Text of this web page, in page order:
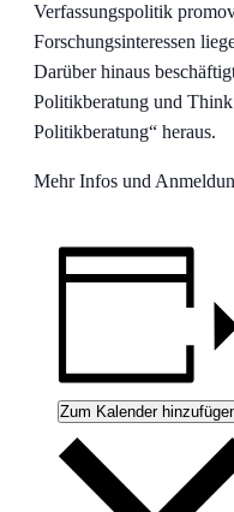
Verfassungspolitik
Forschungsinteressen
Darüber hinaus
Politikberatung und
Politikberatung“ heraus.
Mehr Infos und
Zum Kalender